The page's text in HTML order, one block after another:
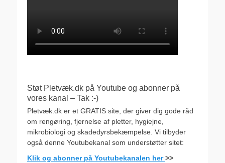
Støt Pletvæk.dk på Youtube og abonner på
vores kanal – Tak :-)
Pletvæk.dk er et GRATIS site, der giver dig gode råd
om rengøring, fjernelse af pletter, hygiejne,
mikrobiologi og skadedyrsbekæmpelse. Vi tilbyder
også denne Youtubekanal som understøtter sitet:
Klik og abonner på Youtubekanalen her>>